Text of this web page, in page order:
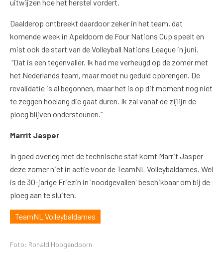
uitwijzen hoe het herstel vordert.
Daalderop ontbreekt daardoor zeker in het team, dat
komende week in Apeldoorn de Four Nations Cup speelt en
mist ook de start van de Volleyball Nations League in juni.
“Dat is een tegenvaller. Ik had me verheugd op de zomer met
het Nederlands team, maar moet nu geduld opbrengen. De
revalidatie is al begonnen, maar het is op dit moment nog niet
te zeggen hoelang die gaat duren. Ik zal vanaf de zijlijn de
ploeg blijven ondersteunen.”
Marrit Jasper
In goed overleg met de technische staf komt Marrit Jasper
deze zomer niet in actie voor de TeamNL Volleybaldames. Wel
is de 30-jarige Friezin in 'noodgevallen' beschikbaar om bij de
ploeg aan te sluiten.
TeamNL Volleybaldames
Foto: Ronald Hoogendoorn